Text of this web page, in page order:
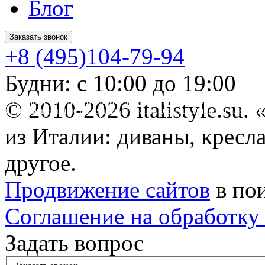
Блог
Заказать звонок
+8 (495)104-79-94
Будни: с 10:00 до 19:00
* Обращаем ваше внимание на то, что данный интернет-сайт
информационные материалы и цены, размещенные на сайте,
Гражданского кодекса РФ.
© 2010-2026 italistyle.su.
из Италии: диваны,
другое.
Продвижение сайтов в
Соглашение на
Задать вопрос